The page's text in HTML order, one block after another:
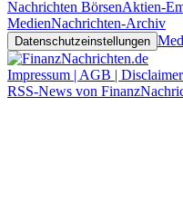
Nachrichten BörsenAktien-
MedienNachrichten-Archiv
Datenschutzeinstellungen
Impressum | AGB |
RSS-News von